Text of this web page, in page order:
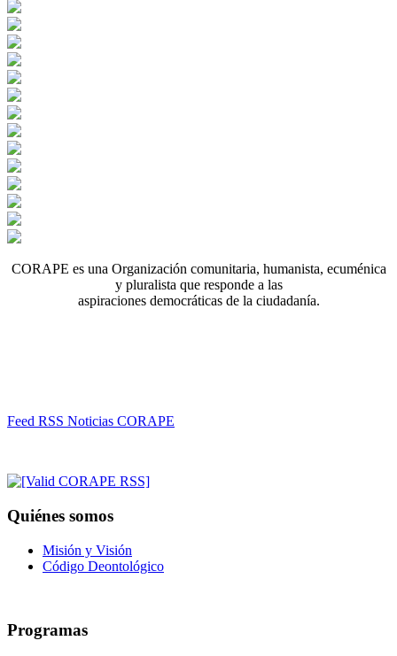
CORAPE es una Organización comunitaria, humanista, ecuménica
y pluralista que responde a las
aspiraciones democráticas de la ciudadanía.
Feed RSS Noticias CORAPE
Quiénes somos
Misión y Visión
Código Deontológico
Programas